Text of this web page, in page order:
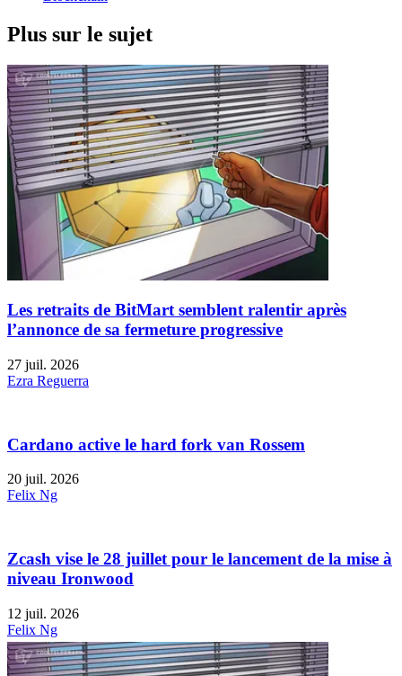
Plus sur le sujet
Les retraits de BitMart semblent ralentir après
l’annonce de sa fermeture progressive
27 juil. 2026
Ezra Reguerra
Cardano active le hard fork van Rossem
20 juil. 2026
Felix Ng
Zcash vise le 28 juillet pour le lancement de la mise à
niveau Ironwood
12 juil. 2026
Felix Ng